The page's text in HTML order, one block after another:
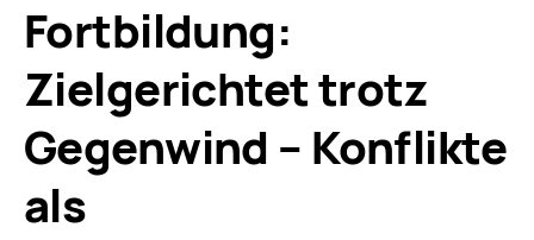
Fortbildung:
Zielgerichtet trotz
Gegenwind – Konflikte
als